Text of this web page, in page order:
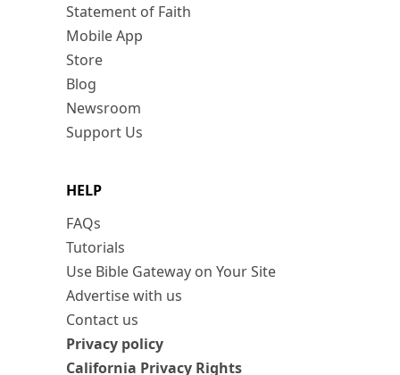
Statement of Faith
Mobile App
Store
Blog
Newsroom
Support Us
HELP
FAQs
Tutorials
Use Bible Gateway on Your Site
Advertise with us
Contact us
Privacy policy
California Privacy Rights